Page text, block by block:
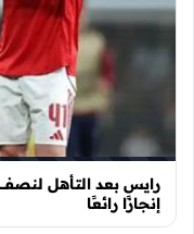
رايس بعد التأهل لنصف
إنجازًا رائعًا